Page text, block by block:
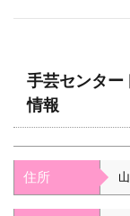
手芸センター
情報
住所